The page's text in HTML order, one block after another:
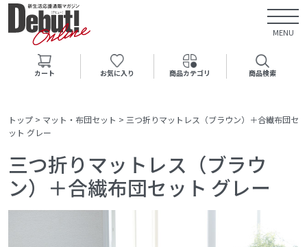
MENU
カート お気に入り 商品カテゴリ 商品検索
トップ > マット・布団セット > 三つ折りマットレス（ブラウン）＋合繊布団セ
ット グレー
三つ折りマットレス（ブラウ
ン）＋合繊布団セット グレー